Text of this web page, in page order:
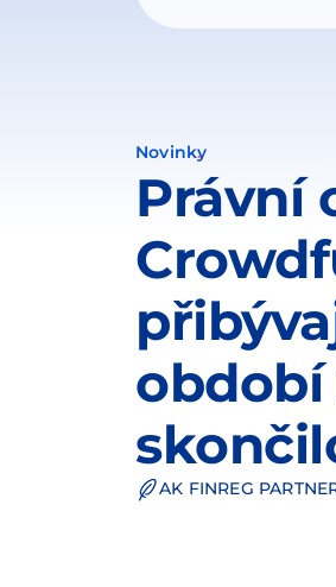
Novinky
Právní
období
AK FINREG